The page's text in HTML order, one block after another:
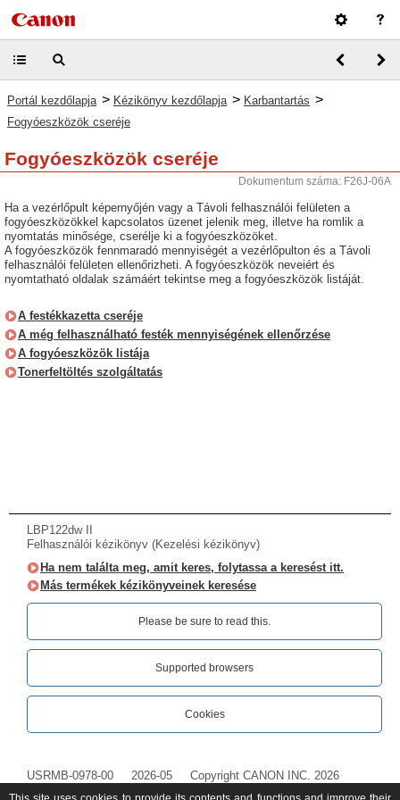
Portál kezdőlapja > Kézikönyv kezdőlapja > Karbantartás >
Fogyóeszközök cseréje
Fogyóeszközök cseréje
Dokumentum száma: F26J-06A
Ha a vezérlőpult képernyőjén vagy a Távoli felhasználói felületen a
fogyóeszközökkel kapcsolatos üzenet jelenik meg, illetve ha romlik a
nyomtatás minősége, cserélje ki a fogyóeszközöket.
A fogyóeszközök fennmaradó mennyiségét a vezérlőpulton és a Távoli
felhasználói felületen ellenőrizheti. A fogyóeszközök neveiért és
nyomtatható oldalak számáért tekintse meg a fogyóeszközök listáját.
A festékkazetta cseréje
A még felhasználható festék mennyiségének ellenőrzése
A fogyóeszközök listája
Tonerfeltöltés szolgáltatás
LBP122dw II
Felhasználói kézikönyv (Kezelési kézikönyv)
Ha nem találta meg, amit keres, folytassa a keresést itt.
Más termékek kézikönyveinek keresése
Please be sure to read this.‎
Supported browsers
Cookies
USRMB-0978-00 2026-05 Copyright CANON INC. 2026